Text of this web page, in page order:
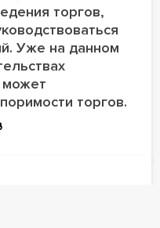
торгов,
Уже на данном
может
торгов.